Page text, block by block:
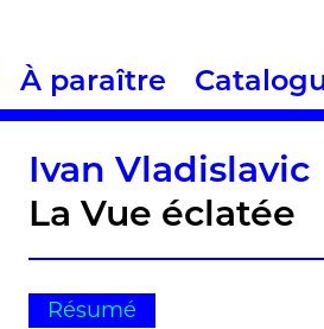
À paraître
Ivan Vladislavic
La Vue éclatée
Résumé